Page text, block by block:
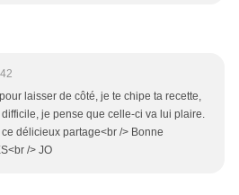
laisser de côté, je te chipe ta recette,
je pense que celle-ci va lui plaire.
délicieux partage<br /> Bonne
/> JO